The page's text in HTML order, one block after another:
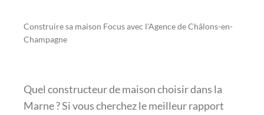
Construire sa maison Focus avec l'Agence de Châlons-en-
Champagne
Quel constructeur de maison choisir dans la
Marne ? Si vous cherchez le meilleur rapport